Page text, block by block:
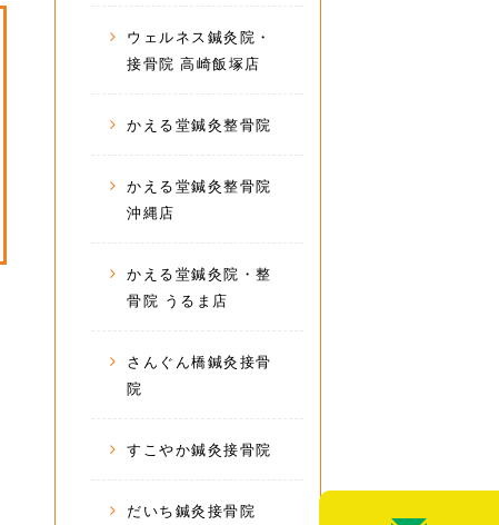
ウェルネス鍼灸院・
接骨院 高崎飯塚店
かえる堂鍼灸整骨院
かえる堂鍼灸整骨院
沖縄店
かえる堂鍼灸院・整
骨院 うるま店
さんぐん橋鍼灸接骨
院
すこやか鍼灸接骨院
だいち鍼灸接骨院